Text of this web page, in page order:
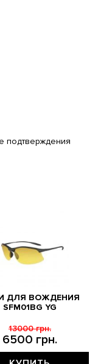
подтверждения
ДЛЯ ВОЖДЕНИЯ
SFM01BG YG
6500 грн.
13000 грн.